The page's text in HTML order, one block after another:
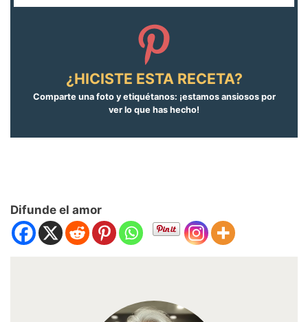
¿HICISTE ESTA RECETA?
Comparte una foto y etiquétanos: ¡estamos ansiosos por
ver lo que has hecho!
Difunde el amor